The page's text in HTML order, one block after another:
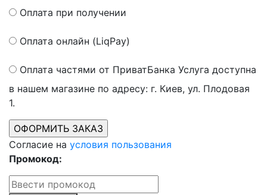
Оплата при получении
Оплата онлайн (LiqPay)
Оплата частями от ПриватБанка Услуга доступна
в нашем магазине по адресу: г. Киев, ул. Плодовая
1.
Согласие на условия пользования
Промокод: